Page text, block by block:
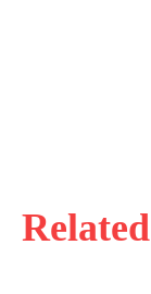
Related